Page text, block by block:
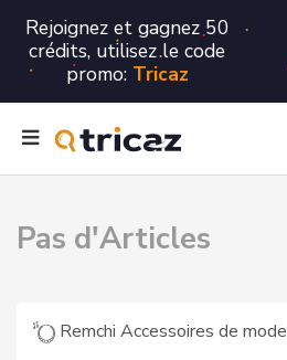
Rejoignez et gagnez 50
crédits, utilisez le code
promo: Tricaz
Pas d'Articles
Remchi Accessoires de mode